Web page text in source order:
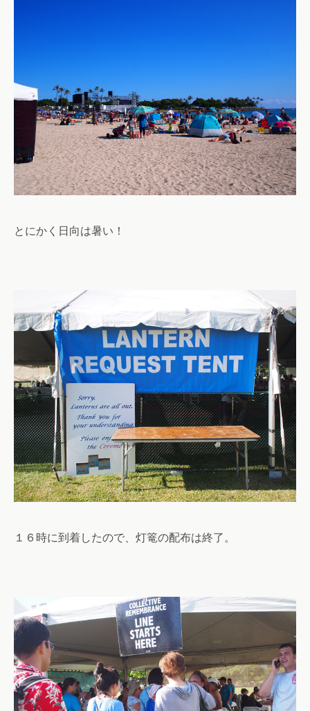
とにかく日向は暑い！
１６時に到着したので、灯篭の配布は終了。